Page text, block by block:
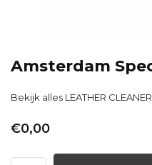
Amsterdam
Bekijk alles LEATHER CLEANER
€0,00